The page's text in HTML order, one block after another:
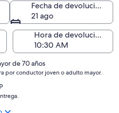
Fecha de devolución
21 ago
Hora de devolución
de 70 años
por conductor joven o adulto mayor.